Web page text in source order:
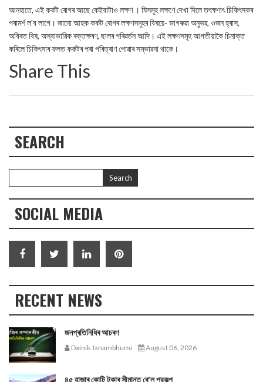
আনহাতে, এই কৰ্কট ৰোগৰ আছে কেইবাটাও লক্ষণ । যিসমূহ লক্ষণে দেখা দিলে তৎক্ষণাৎ চিকিৎসকৰ
পৰামৰ্শ ল'ব লাগে। জানো আহক কৰ্কট ৰোগৰ লক্ষণসমূহৰ বিষয়ে- ভাগৰুৱা অনুভৱ, ওজন হ্ৰাস,
অবিৰত বিষ, অস্বাভাৱিক ৰক্তক্ষৰণ, ছালৰ পৰিৱৰ্তন আদি। এই লক্ষণসমূহ আগতীয়াকৈ চিনাক্ত
কৰিলে চিকিৎসাৰ ফলত কৰ্কটৰ পৰা পৰিত্ৰাণ পোৱাৰ সম্ভাৱনা থাকে।
Share This
SEARCH
SOCIAL MEDIA
RECENT NEWS
জনপ্ৰতিনিধিৰ আচৰণ
Dainik Janambhumi August 06, 2026
৪৫ হাজাৰ কোটি টকাৰ সীমান্ত ৰে'ল প্রকল্প